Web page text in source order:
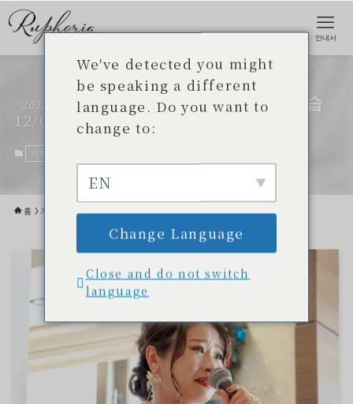
안내서
루포리아가 2주년을 맞이했습
니다
2025
12/05
기타
홈 기타
We've detected you might
be speaking a different
language. Do you want to
change to:
EN
Change Language
Close and do not switch
language